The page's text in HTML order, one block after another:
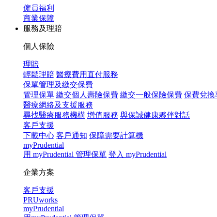
僱員福利
商業保障
服務及理賠
個人保險
理賠
輕鬆理賠 醫療費用直付服務
保單管理及繳交保費
管理保單 繳交個人壽險保費 繳交一般保險保費 保費兌換
醫療網絡及支援服務
尋找醫療服務機構 增值服務 與保誠健康夥伴對話
客戶支援
下載中心 客戶通知 保障需要計算機
myPrudential
用 myPrudential 管理保單 登入 myPrudential
企業方案
客戶支援
PRUworks
myPrudential